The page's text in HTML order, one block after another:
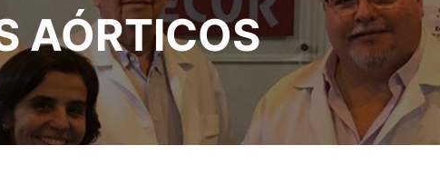
AÓRTICOS